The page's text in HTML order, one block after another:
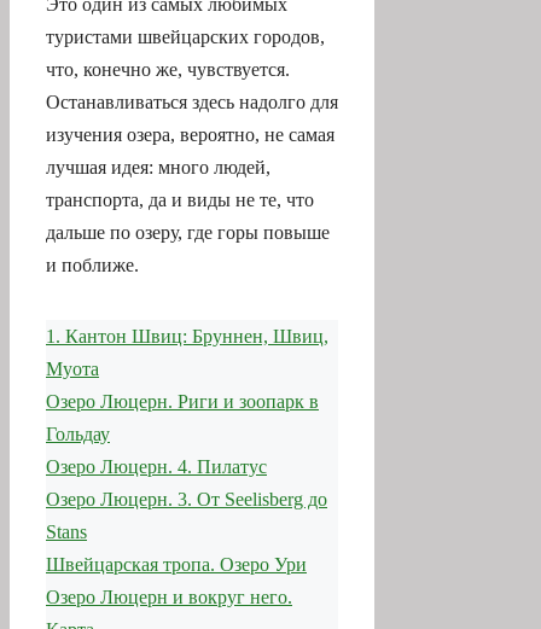
Это один из самых любимых
туристами швейцарских городов,
что, конечно же, чувствуется.
Останавливаться здесь надолго для
изучения озера, вероятно, не самая
лучшая идея: много людей,
транспорта, да и виды не те, что
дальше по озеру, где горы повыше
и поближе.
1. Кантон Швиц: Бруннен, Швиц,
Муота
Озеро Люцерн. Риги и зоопарк в
Гольдау
Озеро Люцерн. 4. Пилатус
Озеро Люцерн. 3. От Seelisberg до
Stans
Швейцарская тропа. Озеро Ури
Озеро Люцерн и вокруг него.